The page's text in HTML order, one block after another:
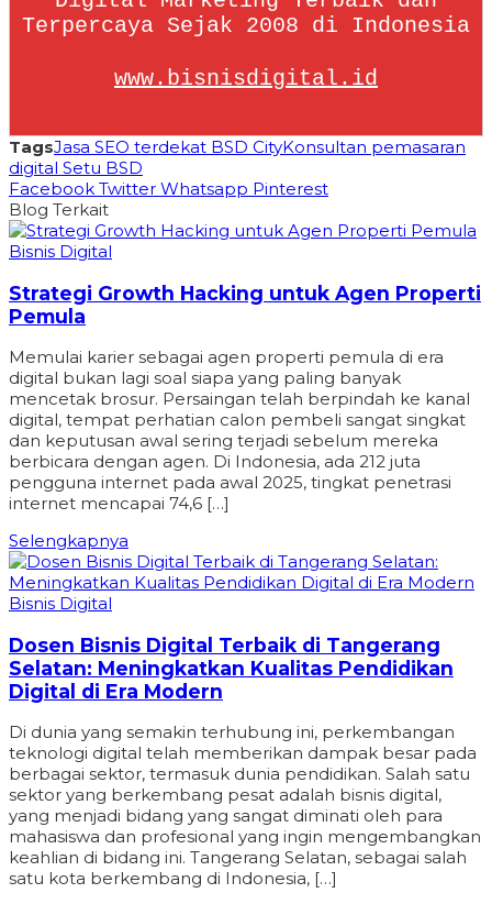
Terpercaya Sejak 2008 di Indonesia
www.bisnisdigital.id
TagsJasa SEO terdekat BSD CityKonsultan pemasaran
digital Setu BSD
Facebook Twitter Whatsapp Pinterest
Blog Terkait
Bisnis Digital
Strategi Growth Hacking untuk Agen Properti
Pemula
Memulai karier sebagai agen properti pemula di era
digital bukan lagi soal siapa yang paling banyak
mencetak brosur. Persaingan telah berpindah ke kanal
digital, tempat perhatian calon pembeli sangat singkat
dan keputusan awal sering terjadi sebelum mereka
berbicara dengan agen. Di Indonesia, ada 212 juta
pengguna internet pada awal 2025, tingkat penetrasi
internet mencapai 74,6 […]
Selengkapnya
Bisnis Digital
Dosen Bisnis Digital Terbaik di Tangerang
Selatan: Meningkatkan Kualitas Pendidikan
Digital di Era Modern
Di dunia yang semakin terhubung ini, perkembangan
teknologi digital telah memberikan dampak besar pada
berbagai sektor, termasuk dunia pendidikan. Salah satu
sektor yang berkembang pesat adalah bisnis digital,
yang menjadi bidang yang sangat diminati oleh para
mahasiswa dan profesional yang ingin mengembangkan
keahlian di bidang ini. Tangerang Selatan, sebagai salah
satu kota berkembang di Indonesia, […]